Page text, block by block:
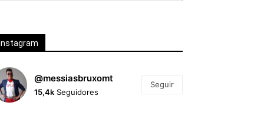
Instagram
@messiasbruxomt
15,4k Seguidores
Seguir